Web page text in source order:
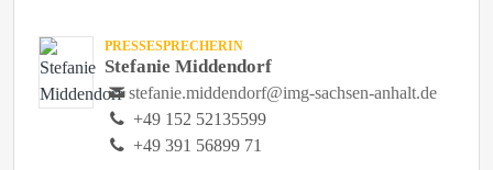
PRESSESPRECHERIN
Stefanie Middendorf
stefanie.middendorf@img-sachsen-anhalt.de
+49 152 52135599
+49 391 56899 71